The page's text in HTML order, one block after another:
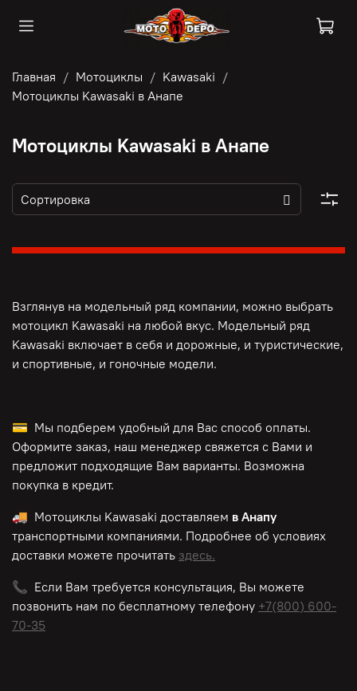
Главная Мотоциклы
Kawasaki
Мотоциклы Kawasaki в Анапе
Мотоциклы Kawasaki в Анапе
Взглянув на модельный ряд компании, можно выбрать
мотоцикл Kawasaki на любой вкус. Модельный ряд
Kawasaki включает в себя и дорожные, и туристические,
и спортивные, и гоночные модели.
💳 Мы подберем удобный для Вас способ оплаты.
Оформите заказ, наш менеджер свяжется с Вами и
предложит подходящие Вам варианты. Возможна
покупка в кредит.
🚚 Мотоциклы Kawasaki доставляем в Анапу
транспортными компаниями. Подробнее об условиях
доставки можете прочитать здесь.
📞 Если Вам требуется консультация, Вы можете
позвонить нам по бесплатному телефону +7(800) 600-
70-35